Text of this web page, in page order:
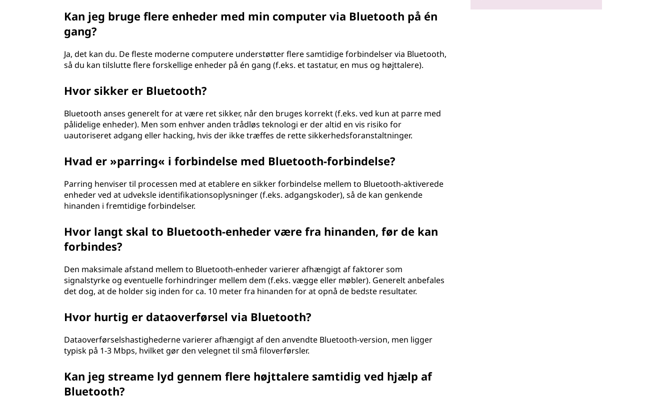
Kan jeg bruge flere enheder med min computer via Bluetooth på én
gang?
Ja, det kan du. De fleste moderne computere understøtter flere samtidige forbindelser via Bluetooth,
så du kan tilslutte flere forskellige enheder på én gang (f.eks. et tastatur, en mus og højttalere).
Hvor sikker er Bluetooth?
Bluetooth anses generelt for at være ret sikker, når den bruges korrekt (f.eks. ved kun at parre med
pålidelige enheder). Men som enhver anden trådløs teknologi er der altid en vis risiko for
uautoriseret adgang eller hacking, hvis der ikke træffes de rette sikkerhedsforanstaltninger.
Hvad er »parring« i forbindelse med Bluetooth-forbindelse?
Parring henviser til processen med at etablere en sikker forbindelse mellem to Bluetooth-aktiverede
enheder ved at udveksle identifikationsoplysninger (f.eks. adgangskoder), så de kan genkende
hinanden i fremtidige forbindelser.
Hvor langt skal to Bluetooth-enheder være fra hinanden, før de kan
forbindes?
Den maksimale afstand mellem to Bluetooth-enheder varierer afhængigt af faktorer som
signalstyrke og eventuelle forhindringer mellem dem (f.eks. vægge eller møbler). Generelt anbefales
det dog, at de holder sig inden for ca. 10 meter fra hinanden for at opnå de bedste resultater.
Hvor hurtig er dataoverførsel via Bluetooth?
Dataoverførselshastighederne varierer afhængigt af den anvendte Bluetooth-version, men ligger
typisk på 1-3 Mbps, hvilket gør den velegnet til små filoverførsler.
Kan jeg streame lyd gennem flere højttalere samtidig ved hjælp af
Bluetooth?